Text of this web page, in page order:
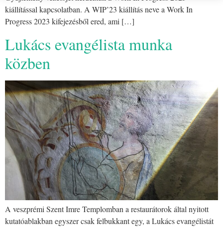
kiállítással kapcsolatban. A WIP’23 kiállítás neve a Work In
Progress 2023 kifejezésből ered, ami […]
Lukács evangélista munka
közben
A veszprémi Szent Imre Templomban a restaurátorok által nyitott
kutatóablakban egyszer csak felbukkant egy, a Lukács evangélistát